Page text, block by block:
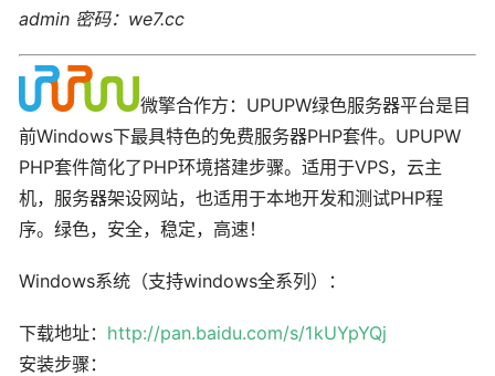
admin 密码：we7.cc
微擎合作方：UPUPW绿色服务器平台是目
前Windows下最具特色的免费服务器PHP套件。UPUPW
PHP套件简化了PHP环境搭建步骤。适用于VPS，云主
机，服务器架设网站，也适用于本地开发和测试PHP程
序。绿色，安全，稳定，高速！
Windows系统（支持windows全系列）：
下载地址： http://pan.baidu.com/s/1kUYpYQj
安装步骤：